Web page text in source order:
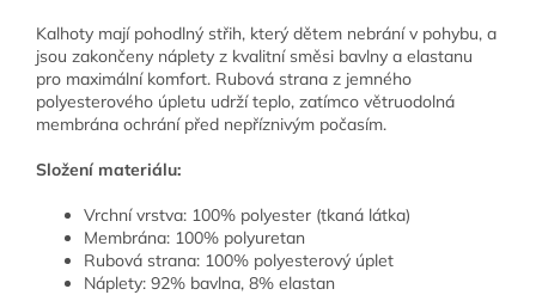
Kalhoty mají pohodlný střih, který dětem nebrání v pohybu, a
jsou zakončeny náplety z kvalitní směsi bavlny a elastanu
pro maximální komfort. Rubová strana z jemného
polyesterového úpletu udrží teplo, zatímco větruodolná
membrána ochrání před nepříznivým počasím.
Složení materiálu:
Vrchní vrstva: 100% polyester (tkaná látka)
Membrána: 100% polyuretan
Rubová strana: 100% polyesterový úplet
Náplety: 92% bavlna, 8% elastan